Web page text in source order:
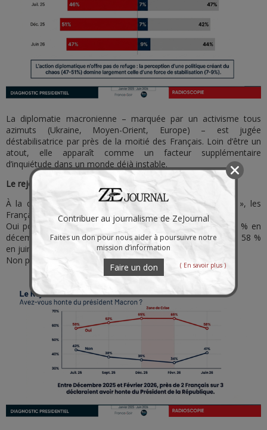
La diplomatie macronienne – marquée par un activisme tous
azimuts (Ukraine, Moyen-Orient, Europe) – est jugée
déstabilisatrice par près de la moitié des Français. Loin d’être un
atout, elle apparaît comme un facteur supplémentaire
d’inquiétude dans un monde déjà instable.
Le rejet viscéral : la mesure du sentiment de honte
À la question « avez-vous honte du président Macron ? », les
Français ont répondu :
Oui pour 58 % d'entre eux (juillet 2025) avec un pic à 65 % en
décembre 2025 et février 2026, pour revenir à la valeur de 58 %
en juin 2026.
Non pour 34 à 43 % d'entre eux.
Contribuer au journalisme de ZeJournal
Faites un don pour nous aider à poursuivre notre
mission d’information
Faire un don ( En savoir plus )